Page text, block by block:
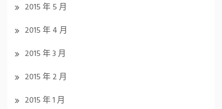
2015 年 5 月
2015 年 4 月
2015 年 3 月
2015 年 2 月
2015 年 1 月